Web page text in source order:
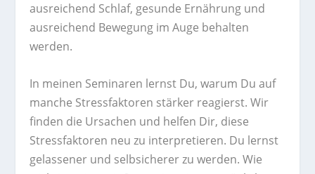
ausreichend Schlaf, gesunde Ernährung und
ausreichend Bewegung im Auge behalten
werden.
In meinen Seminaren lernst Du, warum Du auf
manche Stressfaktoren stärker reagierst. Wir
finden die Ursachen und helfen Dir, diese
Stressfaktoren neu zu interpretieren. Du lernst
gelassener und selbsicherer zu werden. Wie